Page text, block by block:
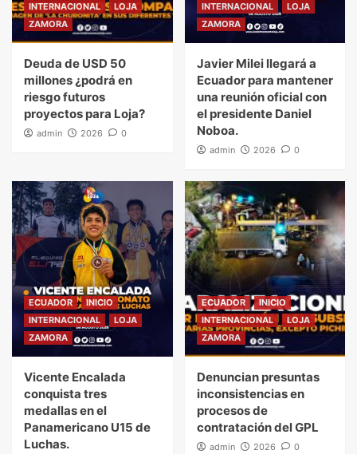
INTERNACIONAL
LOJA
ZAMORA
Deuda de USD 50
millones ¿podrá en
riesgo futuros
proyectos para Loja?
admin 2026 0
INTERNACIONAL
LOJA
ZAMORA
Javier Milei llegará a
Ecuador para mantener
una reunión oficial con
el presidente Daniel
Noboa.
admin 2026 0
ECUADOR
INICIO
INTERNACIONAL
LOJA
ZAMORA
Vicente Encalada
conquista tres
medallas en el
Panamericano U15 de
Luchas.
ECUADOR
INICIO
INTERNACIONAL
LOJA
ZAMORA
Denuncian presuntas
inconsistencias en
procesos de
contratación del GPL
admin 2026 0